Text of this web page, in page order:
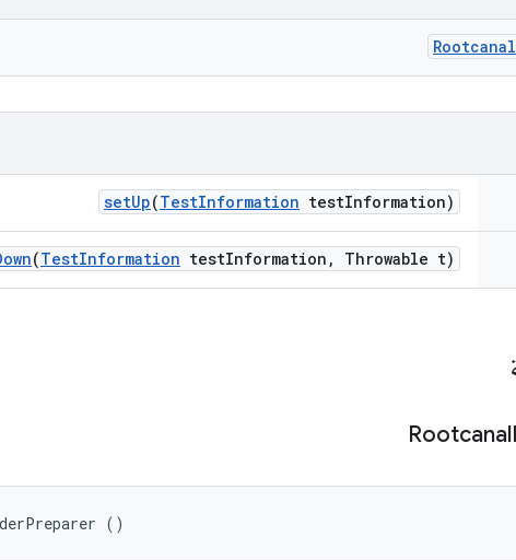
Rootcanal
setUp(TestInformation testInformation)
(TestInformation testInformation , Throwable t)
Rootcanal
()